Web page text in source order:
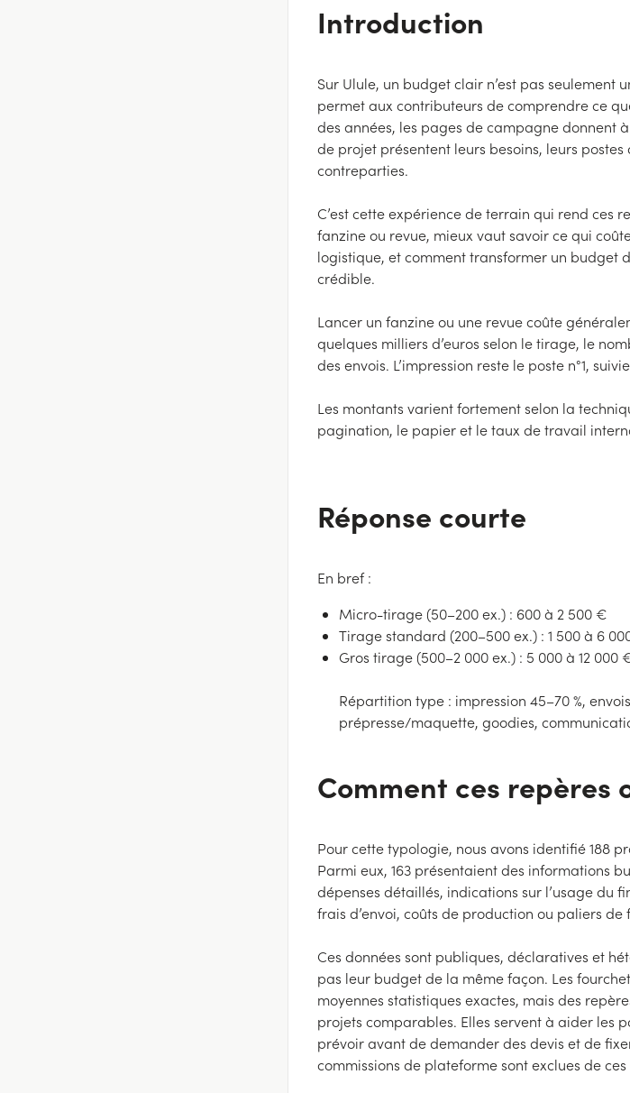
Introduction
Sur Ulule, un budget clair n’est pas seulement
permet aux contributeurs de comprendre ce
des années, les pages de campagne donnent
de projet présentent leurs besoins, leurs
contreparties.
C’est cette expérience de terrain qui rend ces
fanzine ou revue, mieux vaut savoir ce qui
logistique, et comment transformer un budget
crédible.
Lancer un fanzine ou une revue coûte
quelques milliers d’euros selon le tirage, le
des envois. L’impression reste le poste n°1,
Les montants varient fortement selon la
pagination, le papier et le taux de travail
Réponse courte
En bref :
Micro-tirage (50–200 ex.) : 600 à 2 500 €
Tirage standard (200–500 ex.) : 1 500 à 6
Gros tirage (500–2 000 ex.) : 5 000 à 12 000
Répartition type : impression 45–70 %,
prépresse/maquette, goodies,
Comment ces repères
Pour cette typologie, nous avons identifié 188
Parmi eux, 163 présentaient des informations
dépenses détaillés, indications sur l’usage du
frais d’envoi, coûts de production ou paliers de
Ces données sont publiques, déclaratives et
pas leur budget de la même façon. Les
moyennes statistiques exactes, mais des
projets comparables. Elles servent à aider les
prévoir avant de demander des devis et de
commissions de plateforme sont exclues de